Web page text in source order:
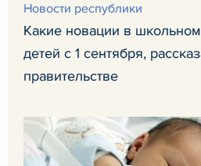
Новости республики
Какие новации в
детей с 1 сентября,
правительстве